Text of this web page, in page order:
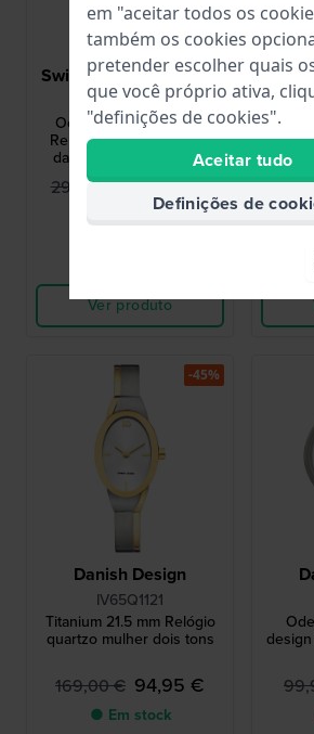
Swiss Military Hanowa
SMWGN0001185
Ocean Pioneer 45 mm
Relógio de quartzo com
data fabricado na Suíça
#Tide Ocean Plastic
299,00 € 199,95 €
● Em stock
Ver produto
●
Danish Design
IV65Q1121
Titanium 21.5 mm Relógio
quartzo mulher dois tons
169,00 € 94,95 €
● Em stock
-45%
em "aceitar todos os
também os cookies
pretender escolher quais
que você próprio ativa,
"definições de cookies".
Aceitar tudo
Definições de